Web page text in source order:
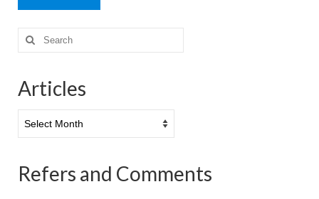
Search
for:
Articles
Refers and Comments